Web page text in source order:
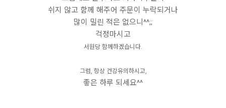
쉬지 않고 함께 해주어 주문이 누락되거나
많이 밀린 적은 없으니^^;;
걱정마시고
서원당 함께하겠습니다.
그럼, 항상 건강유의하시고,
좋은 하루 되세요^^